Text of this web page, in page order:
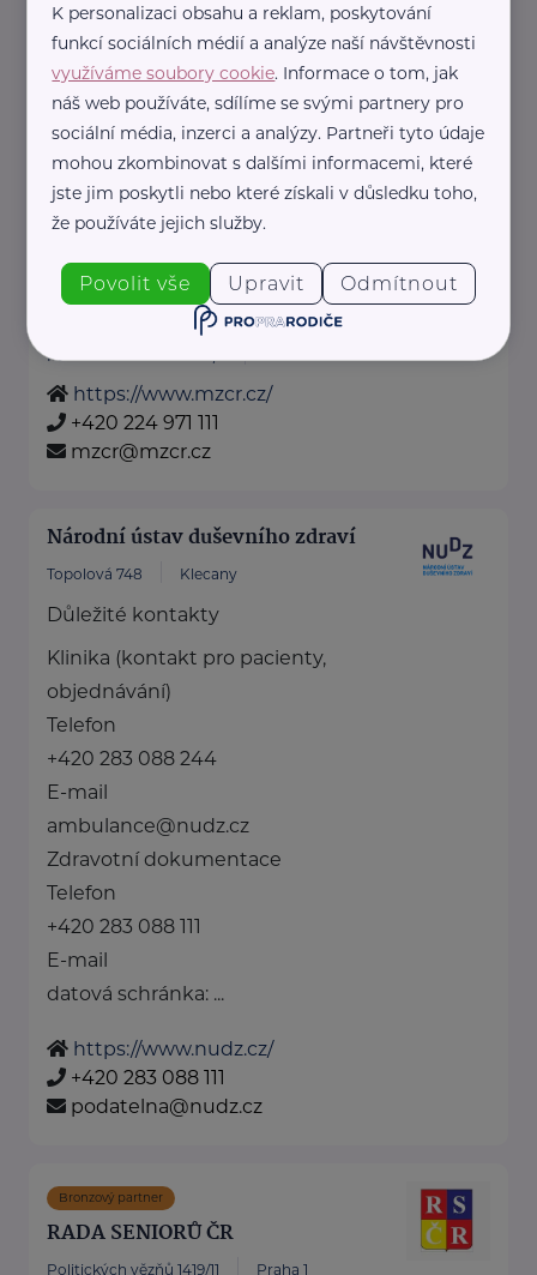
studentů medicíny a dalších
profesionálů.
Skrze workshopy ve školách
a firmách, edukační ...
https://www.loono.cz/
+420 777 692 914
office@loono.cz
Ministerstvo zdravotnictví ČR
Palackého náměstí 375/4 Praha 2
https://www.mzcr.cz/
+420 224 971 111
mzcr@mzcr.cz
Národní ústav duševního zdraví
Topolová 748 Klecany
Důležité kontakty
Klinika (kontakt pro pacienty,
objednávání)
Telefon
+420 283 088 244
E-mail
ambulance@nudz.cz
Zdravotní dokumentace
Telefon
+420 283 088 111
E-mail
datová schránka: ...
https://www.nudz.cz/
+420 283 088 111
podatelna@nudz.cz
Bronzový partner
RADA SENIORŮ ČR
Politických vězňů 1419/11 Praha 1
K personalizaci obsahu a reklam, poskytování
funkcí sociálních médií a analýze naší návštěvnosti
využíváme soubory cookie. Informace o tom, jak
náš web používáte, sdílíme se svými partnery pro
sociální média, inzerci a analýzy. Partneři tyto údaje
mohou zkombinovat s dalšími informacemi, které
jste jim poskytli nebo které získali v důsledku toho,
že používáte jejich služby.
Povolit vše Upravit Odmítnout